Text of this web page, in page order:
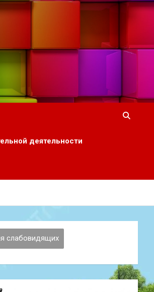
деятельности
слабовидящих